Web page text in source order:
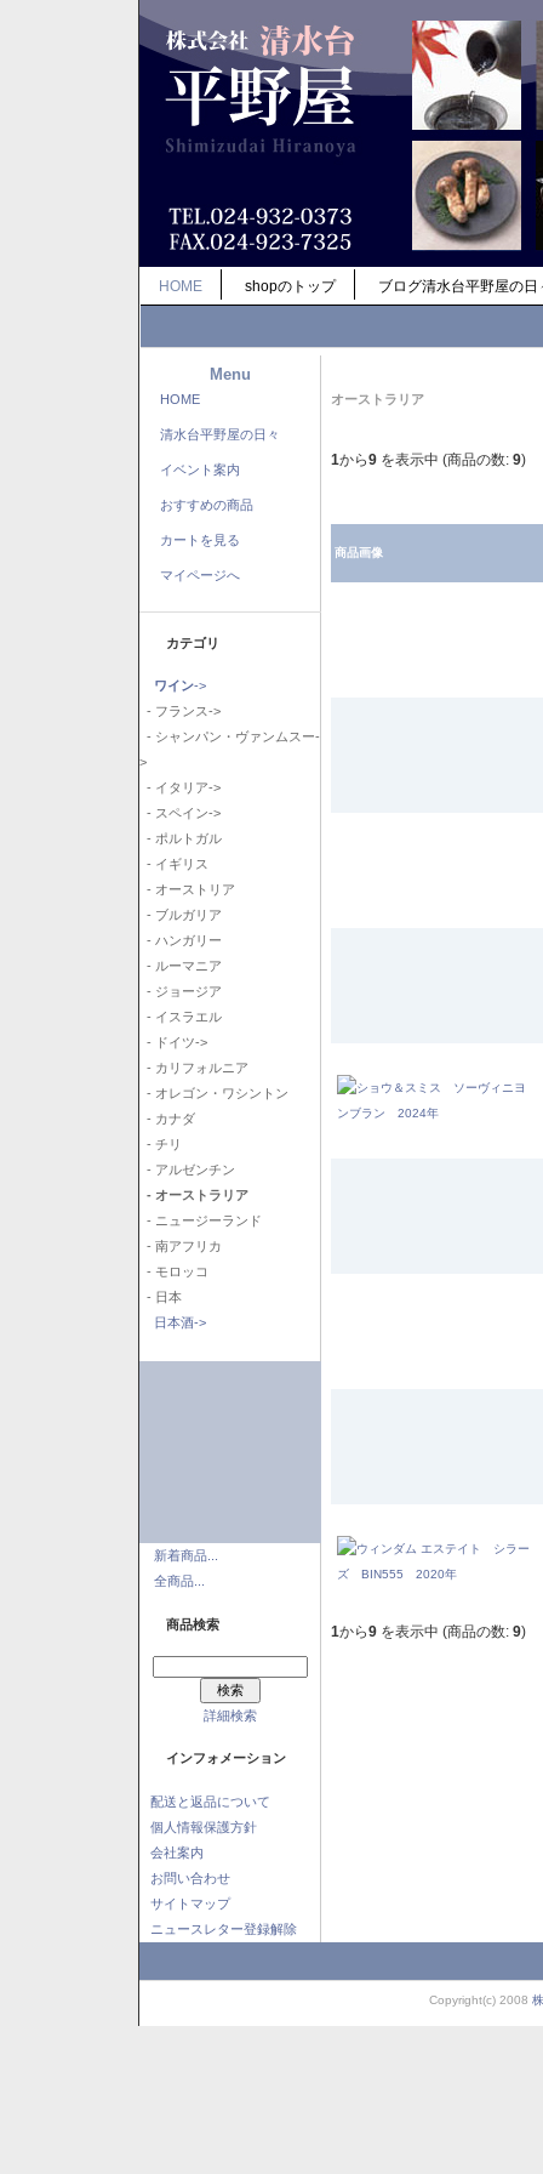
HOME shopのトップ ブログ清水台平野屋の日
Menu
HOME
清水台平野屋の日々
イベント案内
おすすめの商品
カートを見る
マイページへ
カテゴリ
ワイン->
- フランス->
- シャンパン・ヴァンムスー-
>
- イタリア->
- スペイン->
- ポルトガル
- イギリス
- オーストリア
- ブルガリア
- ハンガリー
- ルーマニア
- ジョージア
- イスラエル
- ドイツ->
- カリフォルニア
- オレゴン・ワシントン
- カナダ
- チリ
- アルゼンチン
- オーストラリア
- ニュージーランド
- 南アフリカ
- モロッコ
- 日本
日本酒->
新着商品...
全商品...
商品検索
詳細検索
インフォメーション
配送と返品について
個人情報保護方針
会社案内
お問い合わせ
サイトマップ
ニュースレター登録解除
オーストラリア
1から9 を表示中 (商品の数: 9)
商品画像
1から9 を表示中 (商品の数: 9)
Copyright(c) 2008